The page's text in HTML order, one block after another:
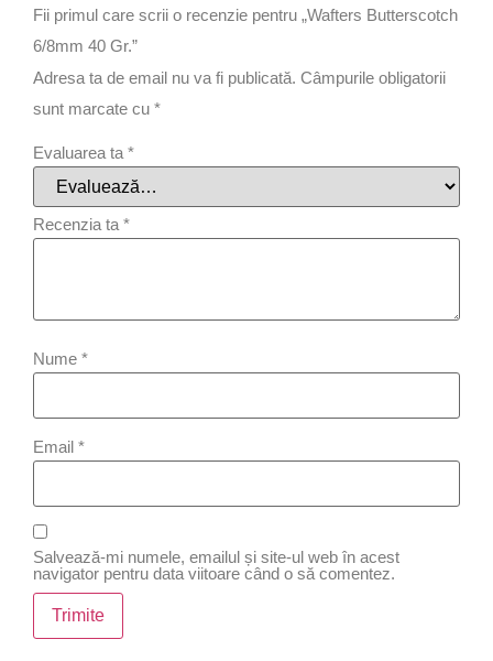
Fii primul care scrii o recenzie pentru „Wafters Butterscotch
6/8mm 40 Gr.”
Adresa ta de email nu va fi publicată. Câmpurile obligatorii
sunt marcate cu *
Evaluarea ta *
Recenzia ta *
Nume *
Email *
Salvează-mi numele, emailul și site-ul web în acest
navigator pentru data viitoare când o să comentez.